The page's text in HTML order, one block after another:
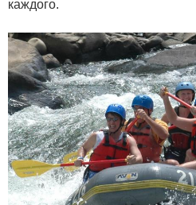
каждого.